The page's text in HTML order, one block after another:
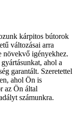
kárpitos bútorok
változásai arra
növekvő igényekhez.
ahol a
garantált. Szeretettel
ahol Ön is
az Ön által
számunkra.